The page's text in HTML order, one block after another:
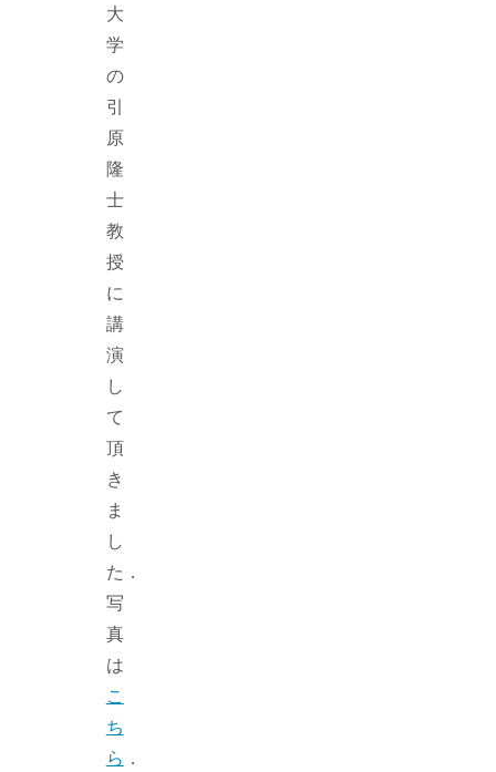
大
学
の
引
原
隆
士
教
授
に
講
演
し
て
頂
き
ま
し
た．
写
真
は
こ
ち
ら ．